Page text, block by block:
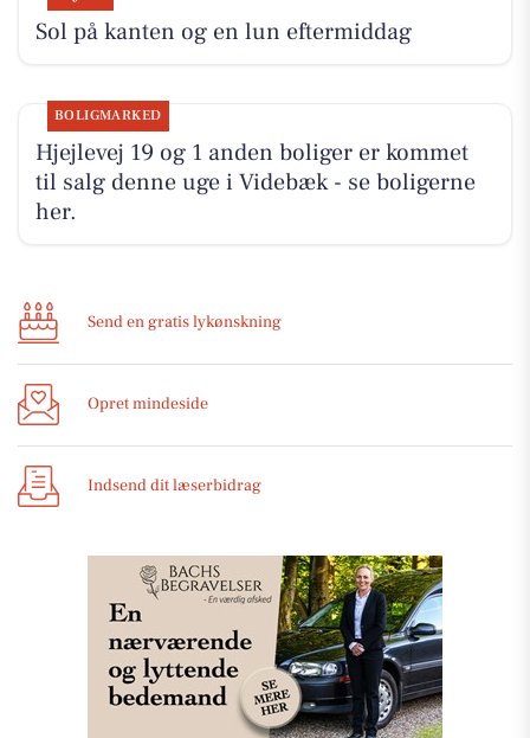
Sol på kanten og en lun eftermiddag
BOLIGMARKED
Hjejlevej 19 og 1 anden boliger er kommet
til salg denne uge i Videbæk - se boligerne
her.
Send en gratis lykønskning
Opret mindeside
Indsend dit læserbidrag